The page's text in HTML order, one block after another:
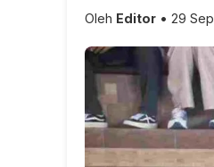
Oleh Editor • 29